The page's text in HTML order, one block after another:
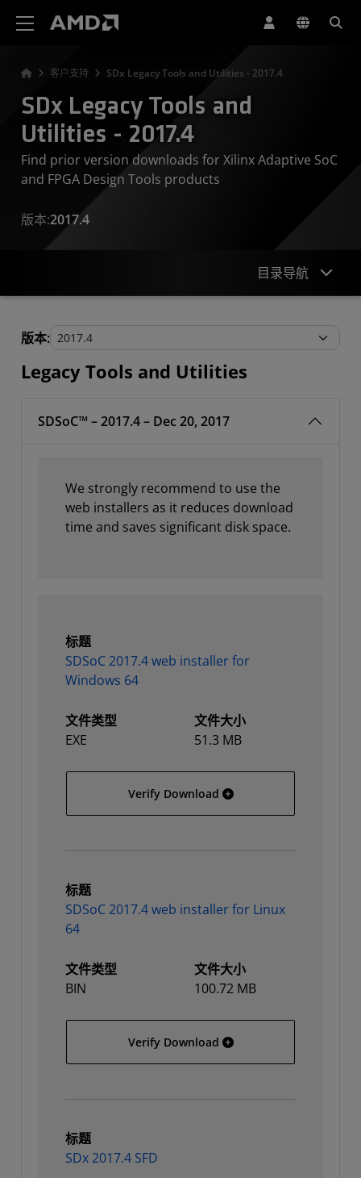
客户支持 SDx Legacy Tools and Utilities - 2017.4
SDx Legacy Tools and
Utilities - 2017.4
Find prior version downloads for Xilinx Adaptive SoC
and FPGA Design Tools products
版本:2017.4
目录导航
Legacy Tools and Utilities
版本:
Legacy Tools and Utilities
SDSoC™ – 2017.4 – Dec 20, 2017
We strongly recommend to use the
web installers as it reduces download
time and saves significant disk space.
标题
SDSoC 2017.4 web installer for
Windows 64
文件类型
EXE
文件大小
51.3 MB
Verify Download SDSoC 2017.4 web
标题
SDSoC 2017.4 web installer for Linux
64
文件类型
BIN
文件大小
100.72 MB
Verify Download SDSoC 2017.4 web
标题
SDx 2017.4 SFD